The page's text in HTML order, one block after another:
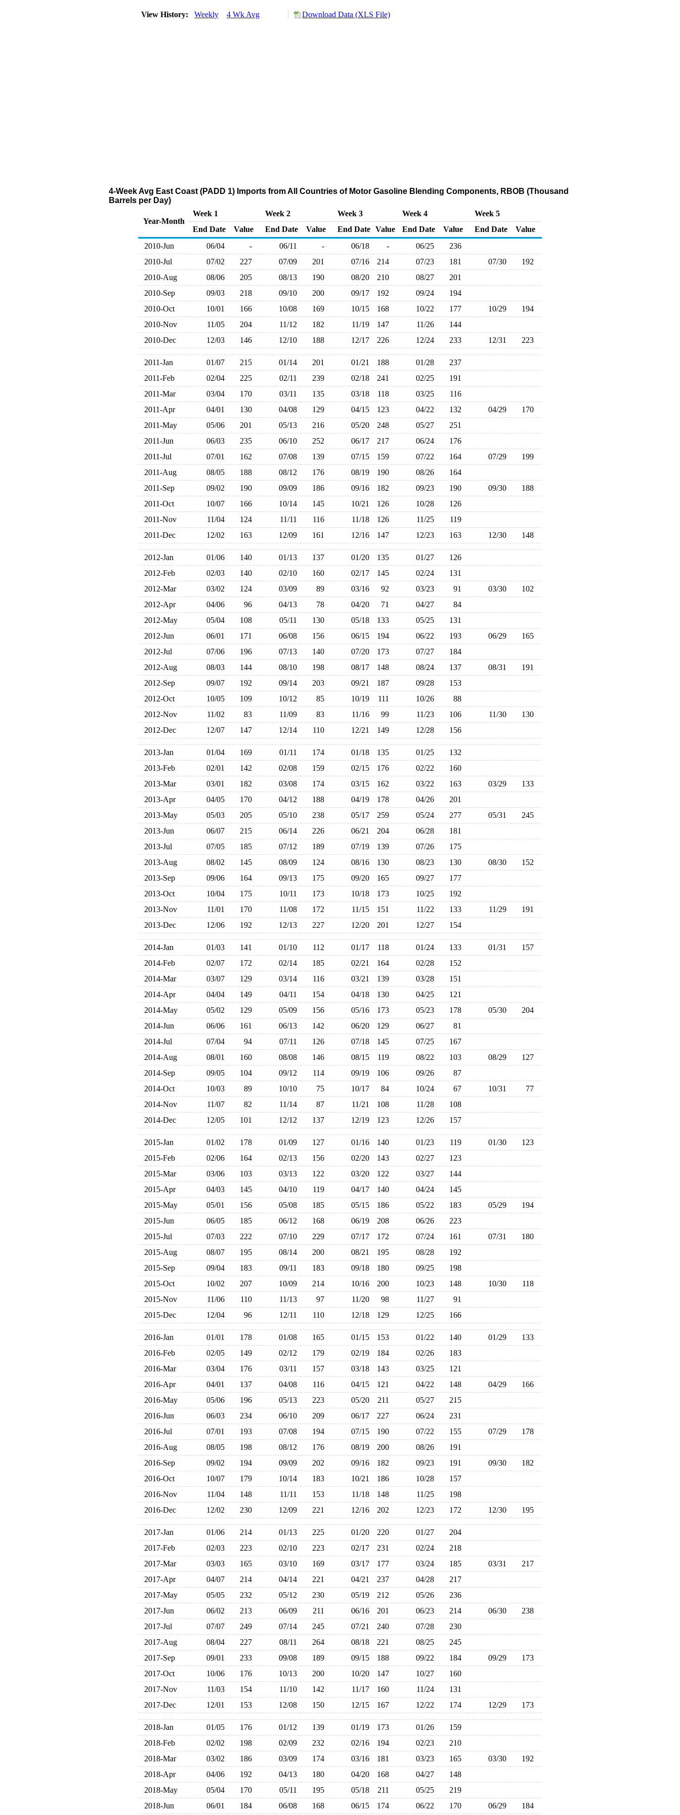
View History: Weekly 4 Wk Avg Download Data (XLS File)
4-Week Avg East Coast (PADD 1) Imports from All Countries of Motor Gasoline Blending Components, RBOB (Thousand
Barrels per Day)
Year-Month
Week 1 Week 2 Week 3 Week 4
Week 5
End Date
Value End Date Value End Date Value End Date Value End Date
Value
2010-Jun
06/04 - 06/11 - 06/18 - 06/25
236
2010-Jul
07/02 227 07/09 201 07/16 214 07/23 181 07/30
192
2010-Aug
08/06 205 08/13 190 08/20 210 08/27
201
2010-Sep
09/03 218 09/10 200 09/17 192 09/24
194
2010-Oct
10/01 166 10/08 169 10/15 168 10/22 177 10/29
194
2010-Nov
11/05 204 11/12 182 11/19 147 11/26
144
2010-Dec
12/03 146 12/10 188 12/17 226 12/24 233 12/31 223
2011-Jan 01/07 215 01/14 201 01/21 188 01/28
237
2011-Feb
02/04 225 02/11 239 02/18 241 02/25
191
2011-Mar
03/04 170 03/11 135 03/18 118 03/25
116
2011-Apr
04/01 130 04/08 129 04/15 123 04/22 132 04/29
170
2011-May
05/06 201 05/13 216 05/20 248 05/27
251
2011-Jun
06/03 235 06/10 252 06/17 217 06/24
176
2011-Jul
07/01 162 07/08 139 07/15 159 07/22 164 07/29
199
2011-Aug
08/05 188 08/12 176 08/19 190 08/26
164
2011-Sep
09/02 190 09/09 186 09/16 182 09/23 190 09/30
188
2011-Oct
10/07 166 10/14 145 10/21 126 10/28
126
2011-Nov
11/04 124 11/11 116 11/18 126 11/25
119
2011-Dec
12/02 163 12/09 161 12/16 147 12/23 163 12/30 148
2012-Jan 01/06 140 01/13 137 01/20 135 01/27
126
2012-Feb
02/03 140 02/10 160 02/17 145 02/24
131
2012-Mar
03/02 124 03/09 89 03/16 92 03/23 91 03/30
102
2012-Apr
04/06 96 04/13 78 04/20 71 04/27
84
2012-May
05/04 108 05/11 130 05/18 133 05/25
131
2012-Jun
06/01 171 06/08 156 06/15 194 06/22 193 06/29
165
2012-Jul
07/06 196 07/13 140 07/20 173 07/27
184
2012-Aug
08/03 144 08/10 198 08/17 148 08/24 137 08/31
191
2012-Sep
09/07 192 09/14 203 09/21 187 09/28
153
2012-Oct
10/05 109 10/12 85 10/19 111 10/26
88
2012-Nov
11/02 83 11/09 83 11/16 99 11/23 106 11/30
130
2012-Dec
12/07 147 12/14 110 12/21 149 12/28 156
2013-Jan 01/04 169 01/11 174 01/18 135 01/25
132
2013-Feb
02/01 142 02/08 159 02/15 176 02/22
160
2013-Mar
03/01 182 03/08 174 03/15 162 03/22 163 03/29
133
2013-Apr
04/05 170 04/12 188 04/19 178 04/26
201
2013-May
05/03 205 05/10 238 05/17 259 05/24 277 05/31
245
2013-Jun
06/07 215 06/14 226 06/21 204 06/28
181
2013-Jul
07/05 185 07/12 189 07/19 139 07/26
175
2013-Aug
08/02 145 08/09 124 08/16 130 08/23 130 08/30
152
2013-Sep
09/06 164 09/13 175 09/20 165 09/27
177
2013-Oct
10/04 175 10/11 173 10/18 173 10/25
192
2013-Nov
11/01 170 11/08 172 11/15 151 11/22 133 11/29
191
2013-Dec
12/06 192 12/13 227 12/20 201 12/27 154
2014-Jan 01/03 141 01/10 112 01/17 118 01/24 133 01/31
157
2014-Feb
02/07 172 02/14 185 02/21 164 02/28
152
2014-Mar
03/07 129 03/14 116 03/21 139 03/28
151
2014-Apr
04/04 149 04/11 154 04/18 130 04/25
121
2014-May
05/02 129 05/09 156 05/16 173 05/23 178 05/30
204
2014-Jun
06/06 161 06/13 142 06/20 129 06/27
81
2014-Jul
07/04 94 07/11 126 07/18 145 07/25
167
2014-Aug
08/01 160 08/08 146 08/15 119 08/22 103 08/29
127
2014-Sep
09/05 104 09/12 114 09/19 106 09/26
87
2014-Oct
10/03 89 10/10 75 10/17 84 10/24 67 10/31
77
2014-Nov
11/07 82 11/14 87 11/21 108 11/28
108
2014-Dec
12/05 101 12/12 137 12/19 123 12/26 157
2015-Jan 01/02 178 01/09 127 01/16 140 01/23 119 01/30
123
2015-Feb
02/06 164 02/13 156 02/20 143 02/27
123
2015-Mar
03/06 103 03/13 122 03/20 122 03/27
144
2015-Apr
04/03 145 04/10 119 04/17 140 04/24
145
2015-May
05/01 156 05/08 185 05/15 186 05/22 183 05/29
194
2015-Jun
06/05 185 06/12 168 06/19 208 06/26
223
2015-Jul
07/03 222 07/10 229 07/17 172 07/24 161 07/31
180
2015-Aug
08/07 195 08/14 200 08/21 195 08/28
192
2015-Sep
09/04 183 09/11 183 09/18 180 09/25
198
2015-Oct
10/02 207 10/09 214 10/16 200 10/23 148 10/30
118
2015-Nov
11/06 110 11/13 97 11/20 98 11/27
91
2015-Dec
12/04 96 12/11 110 12/18 129 12/25 166
2016-Jan 01/01 178 01/08 165 01/15 153 01/22 140 01/29
133
2016-Feb
02/05 149 02/12 179 02/19 184 02/26
183
2016-Mar
03/04 176 03/11 157 03/18 143 03/25
121
2016-Apr
04/01 137 04/08 116 04/15 121 04/22 148 04/29
166
2016-May
05/06 196 05/13 223 05/20 211 05/27
215
2016-Jun
06/03 234 06/10 209 06/17 227 06/24
231
2016-Jul
07/01 193 07/08 194 07/15 190 07/22 155 07/29
178
2016-Aug
08/05 198 08/12 176 08/19 200 08/26
191
2016-Sep
09/02 194 09/09 202 09/16 182 09/23 191 09/30
182
2016-Oct
10/07 179 10/14 183 10/21 186 10/28
157
2016-Nov
11/04 148 11/11 153 11/18 148 11/25
198
2016-Dec
12/02 230 12/09 221 12/16 202 12/23 172 12/30 195
2017-Jan 01/06 214 01/13 225 01/20 220 01/27
204
2017-Feb
02/03 223 02/10 223 02/17 231 02/24
218
2017-Mar
03/03 165 03/10 169 03/17 177 03/24 185 03/31
217
2017-Apr
04/07 214 04/14 221 04/21 237 04/28
217
2017-May
05/05 232 05/12 230 05/19 212 05/26
236
2017-Jun
06/02 213 06/09 211 06/16 201 06/23 214 06/30
238
2017-Jul
07/07 249 07/14 245 07/21 240 07/28
230
2017-Aug
08/04 227 08/11 264 08/18 221 08/25
245
2017-Sep
09/01 233 09/08 189 09/15 188 09/22 184 09/29
173
2017-Oct
10/06 176 10/13 200 10/20 147 10/27
160
2017-Nov
11/03 154 11/10 142 11/17 160 11/24
131
2017-Dec
12/01 153 12/08 150 12/15 167 12/22 174 12/29 173
2018-Jan 01/05 176 01/12 139 01/19 173 01/26
159
2018-Feb
02/02 198 02/09 232 02/16 194 02/23
210
2018-Mar
03/02 186 03/09 174 03/16 181 03/23 165 03/30
192
2018-Apr
04/06 192 04/13 180 04/20 168 04/27
148
2018-May
05/04 170 05/11 195 05/18 211 05/25
219
2018-Jun
06/01 184 06/08 168 06/15 174 06/22 170 06/29 184